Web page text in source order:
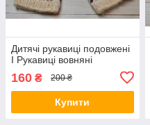
Дитячі рукавиці подовжені
I Рукавиці вовняні
160 ₴ 200 ₴
Купити